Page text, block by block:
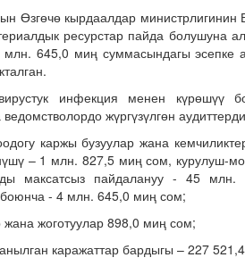
Өзгөчө кырдаалдар
ресурстар пайда болушуна
645,0 миң суммасындагы эсепке
инфекция менен күрөшүү
жүргүзүлгөн
каржы бузуулар жана
– 1 млн. 827,5 миң сом, курулуш-
максатсыз пайдалануу - 45
боюнча - 4 млн. 645,0 миң сом;
жоготуулар 898,0 миң сом;
каражаттар бардыгы – 227